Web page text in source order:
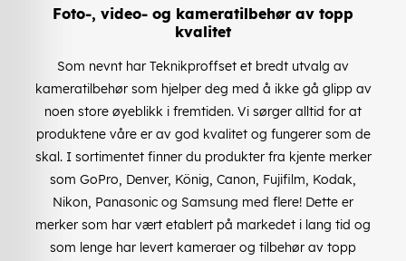
Foto-, video- og kameratilbehør av topp
kvalitet
Som nevnt har Teknikproffset et bredt utvalg av
kameratilbehør som hjelper deg med å ikke gå glipp av
noen store øyeblikk i fremtiden. Vi sørger alltid for at
produktene våre er av god kvalitet og fungerer som de
skal. I sortimentet finner du produkter fra kjente merker
som GoPro, Denver, König, Canon, Fujifilm, Kodak,
Nikon, Panasonic og Samsung med flere! Dette er
merker som har vært etablert på markedet i lang tid og
som lenge har levert kameraer og tilbehør av topp